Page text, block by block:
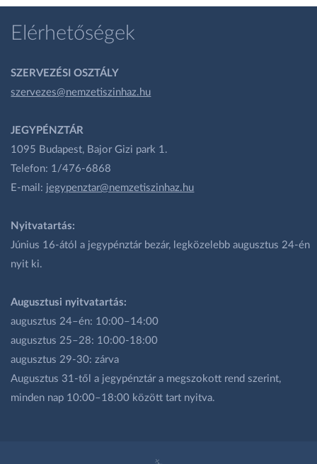
Elérhetőségek
SZERVEZÉSI OSZTÁLY
szervezes@nemzetiszinhaz.hu
JEGYPÉNZTÁR
1095 Budapest, Bajor Gizi park 1.
Telefon: 1/476-6868
E-mail: jegypenztar@nemzetiszinhaz.hu
Nyitvatartás:
Június 16-ától a jegypénztár bezár, legközelebb augusztus 24-én
nyit ki.
Augusztusi nyitvatartás:
augusztus 24–én: 10:00–14:00
augusztus 25–28: 10:00-18:00
augusztus 29-30: zárva
Augusztus 31-től a jegypénztár a megszokott rend szerint,
minden nap 10:00–18:00 között tart nyitva.